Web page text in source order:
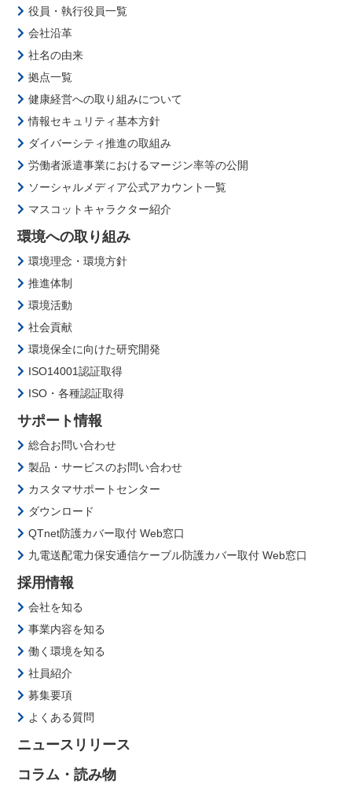
役員・執行役員一覧
会社沿革
社名の由来
拠点一覧
健康経営への取り組みについて
情報セキュリティ基本方針
ダイバーシティ推進の取組み
労働者派遣事業におけるマージン率等の公開
ソーシャルメディア公式アカウント一覧
マスコットキャラクター紹介
環境への取り組み
環境理念・環境方針
推進体制
環境活動
社会貢献
環境保全に向けた研究開発
ISO14001認証取得
ISO・各種認証取得
サポート情報
総合お問い合わせ
製品・サービスのお問い合わせ
カスタマサポートセンター
ダウンロード
QTnet防護カバー取付 Web窓口
九電送配電力保安通信ケーブル防護カバー取付 Web窓口
採用情報
会社を知る
事業内容を知る
働く環境を知る
社員紹介
募集要項
よくある質問
ニュースリリース
コラム・読み物